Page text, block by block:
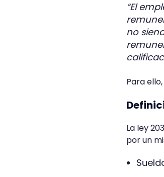
“El
no
Para
La ley
por un